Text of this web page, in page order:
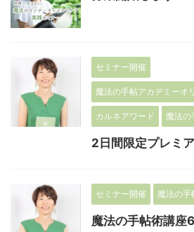
セミナー開催
魔法の手帖アカデミーオ
カルネアワード 魔法の
2日間限定プレミ
セミナー開催 魔法の手
魔法の手帖術講座